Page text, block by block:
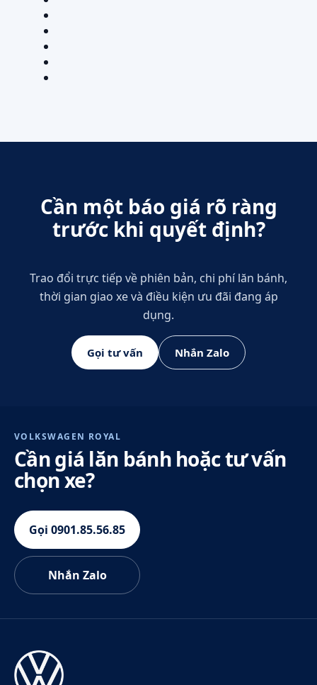
Cần một báo giá rõ ràng
trước khi quyết định?
Trao đổi trực tiếp về phiên bản, chi phí lăn bánh,
thời gian giao xe và điều kiện ưu đãi đang áp
dụng.
Gọi tư vấn Nhắn Zalo
VOLKSWAGEN ROYAL
Cần giá lăn bánh hoặc tư vấn
chọn xe?
Gọi 0901.85.56.85
Nhắn Zalo